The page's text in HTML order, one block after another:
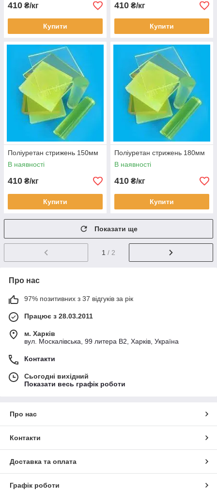
410 ₴/кг
Купити
410 ₴/кг
Купити
Поліуретан стрижень 150мм
В наявності
410 ₴/кг
Купити
Поліуретан стрижень 180мм
В наявності
410 ₴/кг
Купити
Показати ще
1 / 2
Про нас
97% позитивних з 37 відгуків за рік
Працює з 28.03.2011
м. Харків
вул. Москалівська, 99 литера В2, Харків, Україна
Контакти
Сьогодні вихідний
Показати весь графік роботи
Про нас
Контакти
Доставка та оплата
Графік роботи